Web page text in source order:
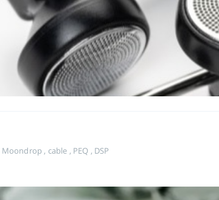
Moondrop , cable , PEQ , DSP